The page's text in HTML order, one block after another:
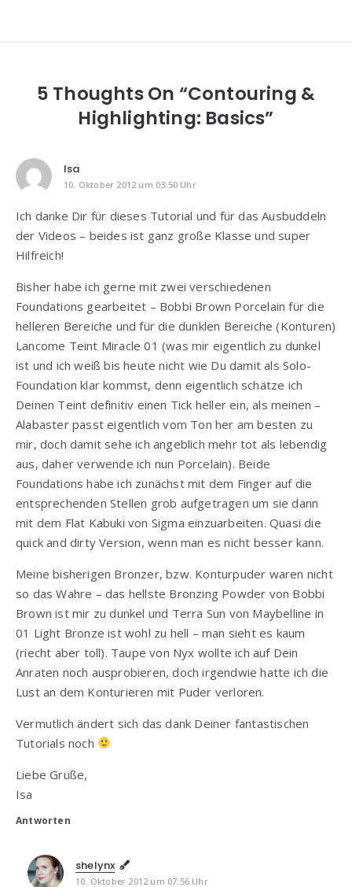
5 Thoughts On “Contouring &
Highlighting: Basics”
Isa
10. Oktober 2012 um 03:50 Uhr
Ich danke Dir für dieses Tutorial und für das Ausbuddeln
der Videos – beides ist ganz große Klasse und super
Hilfreich!
Bisher habe ich gerne mit zwei verschiedenen
Foundations gearbeitet – Bobbi Brown Porcelain für die
helleren Bereiche und für die dunklen Bereiche (Konturen)
Lancome Teint Miracle 01 (was mir eigentlich zu dunkel
ist und ich weiß bis heute nicht wie Du damit als Solo-
Foundation klar kommst, denn eigentlich schätze ich
Deinen Teint definitiv einen Tick heller ein, als meinen –
Alabaster passt eigentlich vom Ton her am besten zu
mir, doch damit sehe ich angeblich mehr tot als lebendig
aus, daher verwende ich nun Porcelain). Beide
Foundations habe ich zunächst mit dem Finger auf die
entsprechenden Stellen grob aufgetragen um sie dann
mit dem Flat Kabuki von Sigma einzuarbeiten. Quasi die
quick and dirty Version, wenn man es nicht besser kann.
Meine bisherigen Bronzer, bzw. Konturpuder waren nicht
so das Wahre – das hellste Bronzing Powder von Bobbi
Brown ist mir zu dunkel und Terra Sun von Maybelline in
01 Light Bronze ist wohl zu hell – man sieht es kaum
(riecht aber toll). Taupe von Nyx wollte ich auf Dein
Anraten noch ausprobieren, doch irgendwie hatte ich die
Lust an dem Konturieren mit Puder verloren.
Vermutlich ändert sich das dank Deiner fantastischen
Tutorials noch
Liebe Grüße,
Isa
Antworten
shelynx
10. Oktober 2012 um 07:56 Uhr